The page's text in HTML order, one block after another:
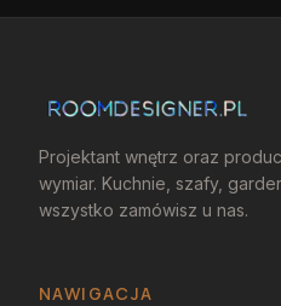
Projektant wnętrz oraz
wymiar. Kuchnie, szafy,
wszystko zamówisz u nas.
NAWIGACJA